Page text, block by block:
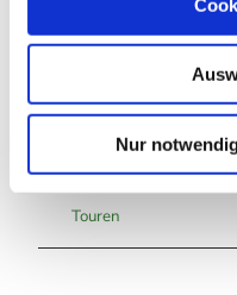
Nur
In der Nähe
Touren